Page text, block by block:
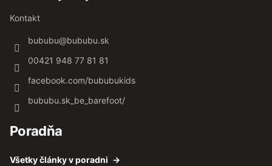
Kontakt
bububu@bububu.sk
00421 948 77 81 81
facebook.com/bububukids
bububu.sk_be_barefoot/
Poradňa
Všetky články v poradni